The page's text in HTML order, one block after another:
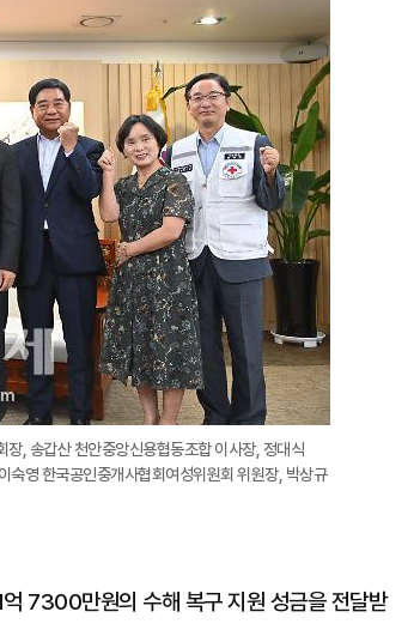
지
확
, 송갑산 천안중앙신용협동조합 이사장, 정대식
숙영 한국공인중개사협회여성위원회 위원장, 박상규
7300만원의 수해 복구 지원 성금을 전달받